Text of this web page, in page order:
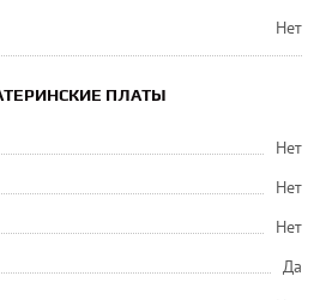
Нет
ПЛАТЫ
Нет
Нет
Нет
Да